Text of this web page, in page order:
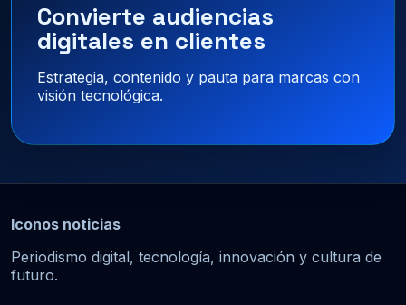
Convierte audiencias
digitales en clientes
Estrategia, contenido y pauta para marcas con
visión tecnológica.
Iconos noticias
Periodismo digital, tecnología, innovación y cultura de
futuro.